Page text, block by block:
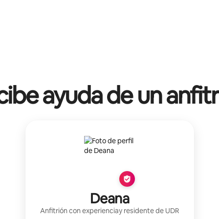
ayuda de un
Deana
Anfitrión con experienciay residente de UDR